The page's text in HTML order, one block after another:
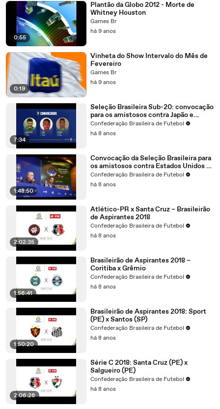
0:55
Plantão da Globo 2012 - Morte de
Whitney Houston
Games Br
há 9 anos
0:19
Vinheta do Show Intervalo do Mês de
Fevereiro
Games Br
há 9 anos
7:34
Seleção Brasileira Sub-20: convocação
para os amistosos contra Japão e
México
Confederação Brasileira de Futebol
há 8 anos
1:48:50
Convocação da Seleção Brasileira para
os amistosos contra Estados Unidos e
El Salvador
Confederação Brasileira de Futebol
há 8 anos
2:02:35
Atlético-PR x Santa Cruz – Brasileirão
de Aspirantes 2018
Confederação Brasileira de Futebol
há 8 anos
1:56:41
Brasileirão de Aspirantes 2018 –
Coritiba x Grêmio
Confederação Brasileira de Futebol
há 8 anos
1:50:20
Brasileirão de Aspirantes 2018: Sport
(PE) x Santos (SP)
Confederação Brasileira de Futebol
há 8 anos
2:06:26
Série C 2018: Santa Cruz (PE) x
Salgueiro (PE)
Confederação Brasileira de Futebol
há 8 anos